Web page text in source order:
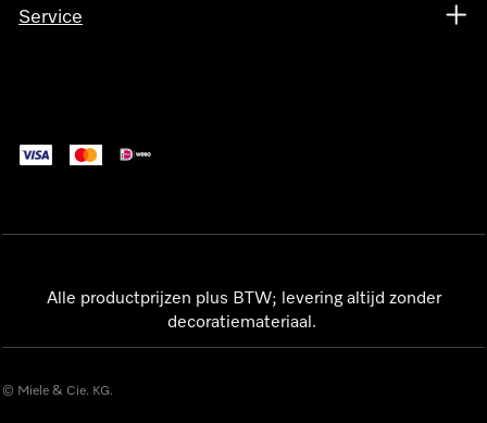
Service
Alle productprijzen plus BTW; levering altijd zonder
decoratiemateriaal.
© Miele & Cie. KG.